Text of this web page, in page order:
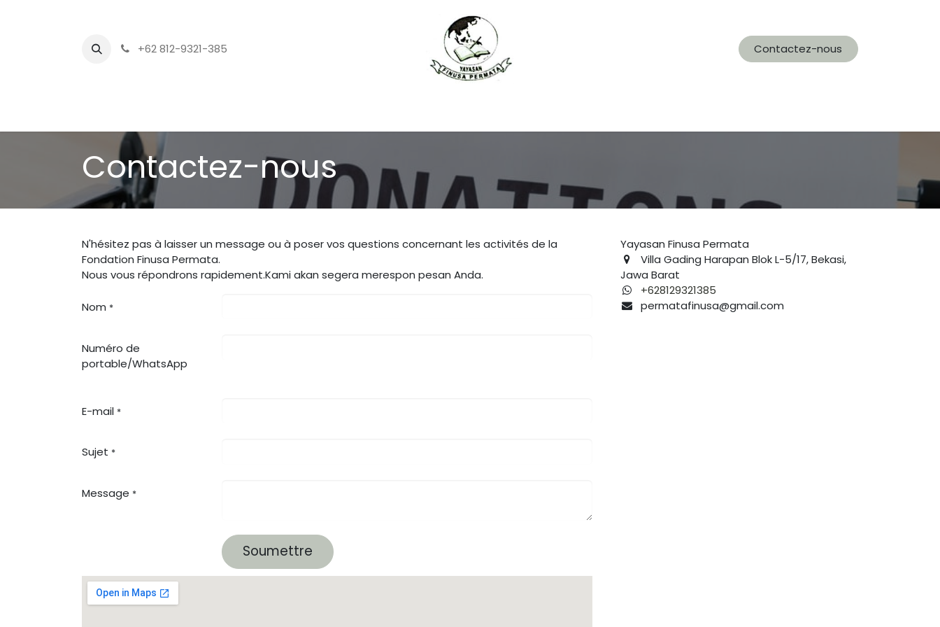
+62 812-9321-385 Contactez-nous
Contactez-nous
N'hésitez pas à laisser un message ou à poser vos questions concernant les activités de la
Fondation Finusa Permata.
Nous vous répondrons rapidement.Kami akan segera merespon pesan Anda.
Nom *
Numéro de
portable/WhatsApp
E-mail *
Sujet *
Message *
Soumettre
Yayasan Finusa Permata
Villa Gading Harapan Blok L-5/17, Bekasi,
Jawa Barat
+628129321385
permatafinusa@gmail.com